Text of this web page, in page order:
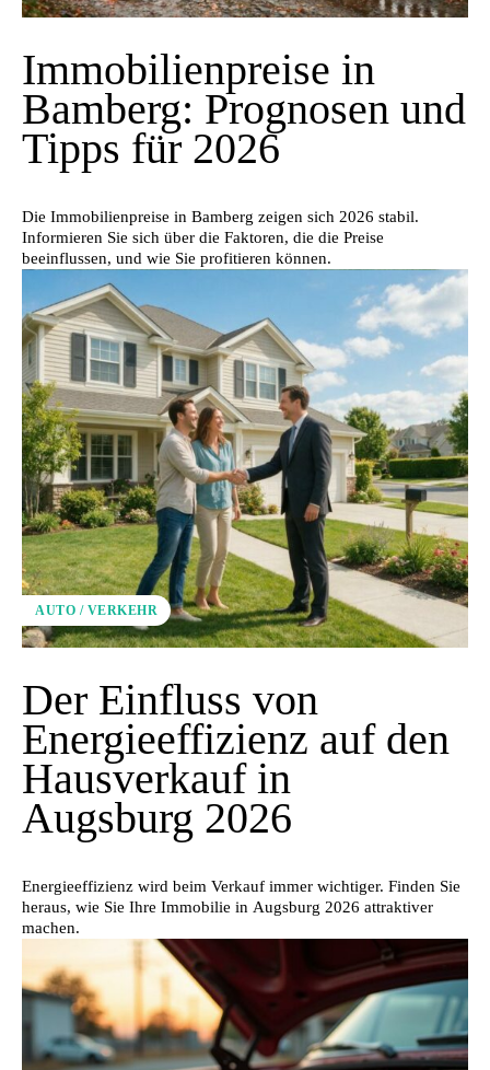
Immobilienpreise in
Bamberg: Prognosen und
Tipps für 2026
Die Immobilienpreise in Bamberg zeigen sich 2026 stabil.
Informieren Sie sich über die Faktoren, die die Preise
beeinflussen, und wie Sie profitieren können.
AUTO / VERKEHR
Der Einfluss von
Energieeffizienz auf den
Hausverkauf in
Augsburg 2026
Energieeffizienz wird beim Verkauf immer wichtiger. Finden Sie
heraus, wie Sie Ihre Immobilie in Augsburg 2026 attraktiver
machen.